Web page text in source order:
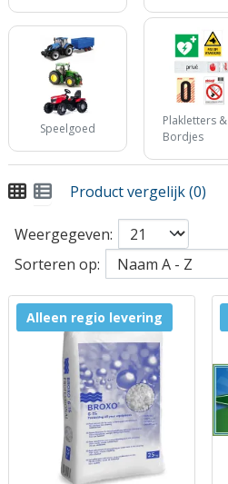
Speelgoed
Plakletters &
Bordjes
Product vergelijk (0)
Weergegeven:
Sorteren op:
Alleen regio levering